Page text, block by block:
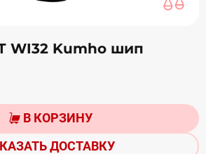
WI32 Kumho шип
В КОРЗИНУ
ДОСТАВКУ